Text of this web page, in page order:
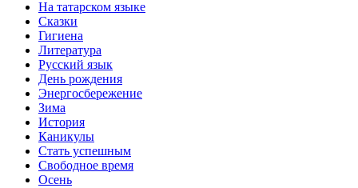
На татарском языке
Сказки
Гигиена
Литература
Русский язык
День рождения
Энергосбережение
Зима
История
Каникулы
Стать успешным
Свободное время
Осень